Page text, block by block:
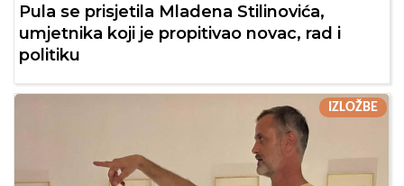
Pula se prisjetila Mladena Stilinovića,
umjetnika koji je propitivao novac, rad i
politiku
IZLOŽBE